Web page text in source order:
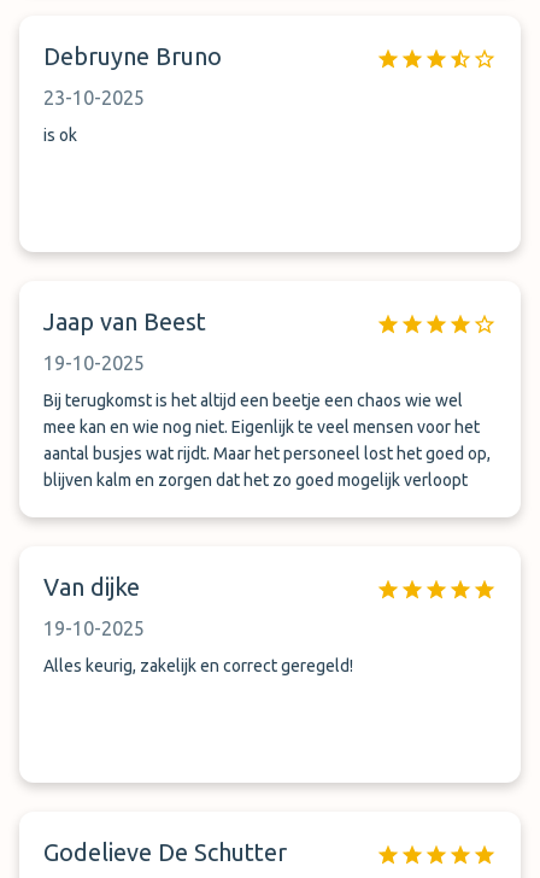
Debruyne Bruno
23-10-2025
is ok
Jaap van Beest
19-10-2025
Bij terugkomst is het altijd een beetje een chaos wie wel
mee kan en wie nog niet. Eigenlijk te veel mensen voor het
aantal busjes wat rijdt. Maar het personeel lost het goed op,
blijven kalm en zorgen dat het zo goed mogelijk verloopt
Van dijke
19-10-2025
Alles keurig, zakelijk en correct geregeld!
Godelieve De Schutter